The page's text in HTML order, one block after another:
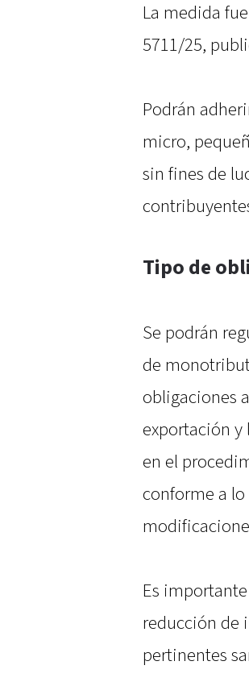
La medida
5711/25,
Podrán
micro,
sin fines de
Tipo de
Se podrán
de
obligaciones
exportación
en el
conforme a lo
Es
reducción de
pertinentes